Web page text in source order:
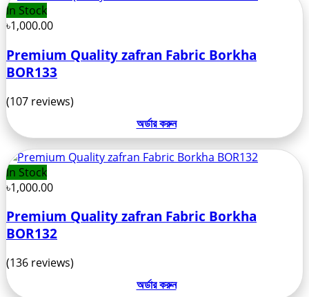
In Stock
৳1,000.00
Premium Quality zafran Fabric Borkha
BOR133
(107 reviews)
অর্ডার করুন
In Stock
৳1,000.00
Premium Quality zafran Fabric Borkha
BOR132
(136 reviews)
অর্ডার করুন